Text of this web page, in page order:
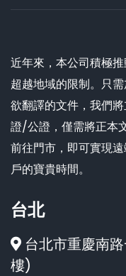
近年來，本公司積極
超越地域的限制。只
欲翻譯的文件，我們
證/公證，僅需將正本
前往門市，即可實現
戶的寶貴時間。
台北
台北市重慶南
樓)